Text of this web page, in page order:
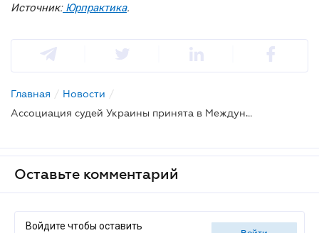
Источник:Юрпрактика.
Главная / Новости /
Ассоциация судей Украины принята в Международную ассоциацию судей
Оставьте комментарий
Войдите чтобы оставить